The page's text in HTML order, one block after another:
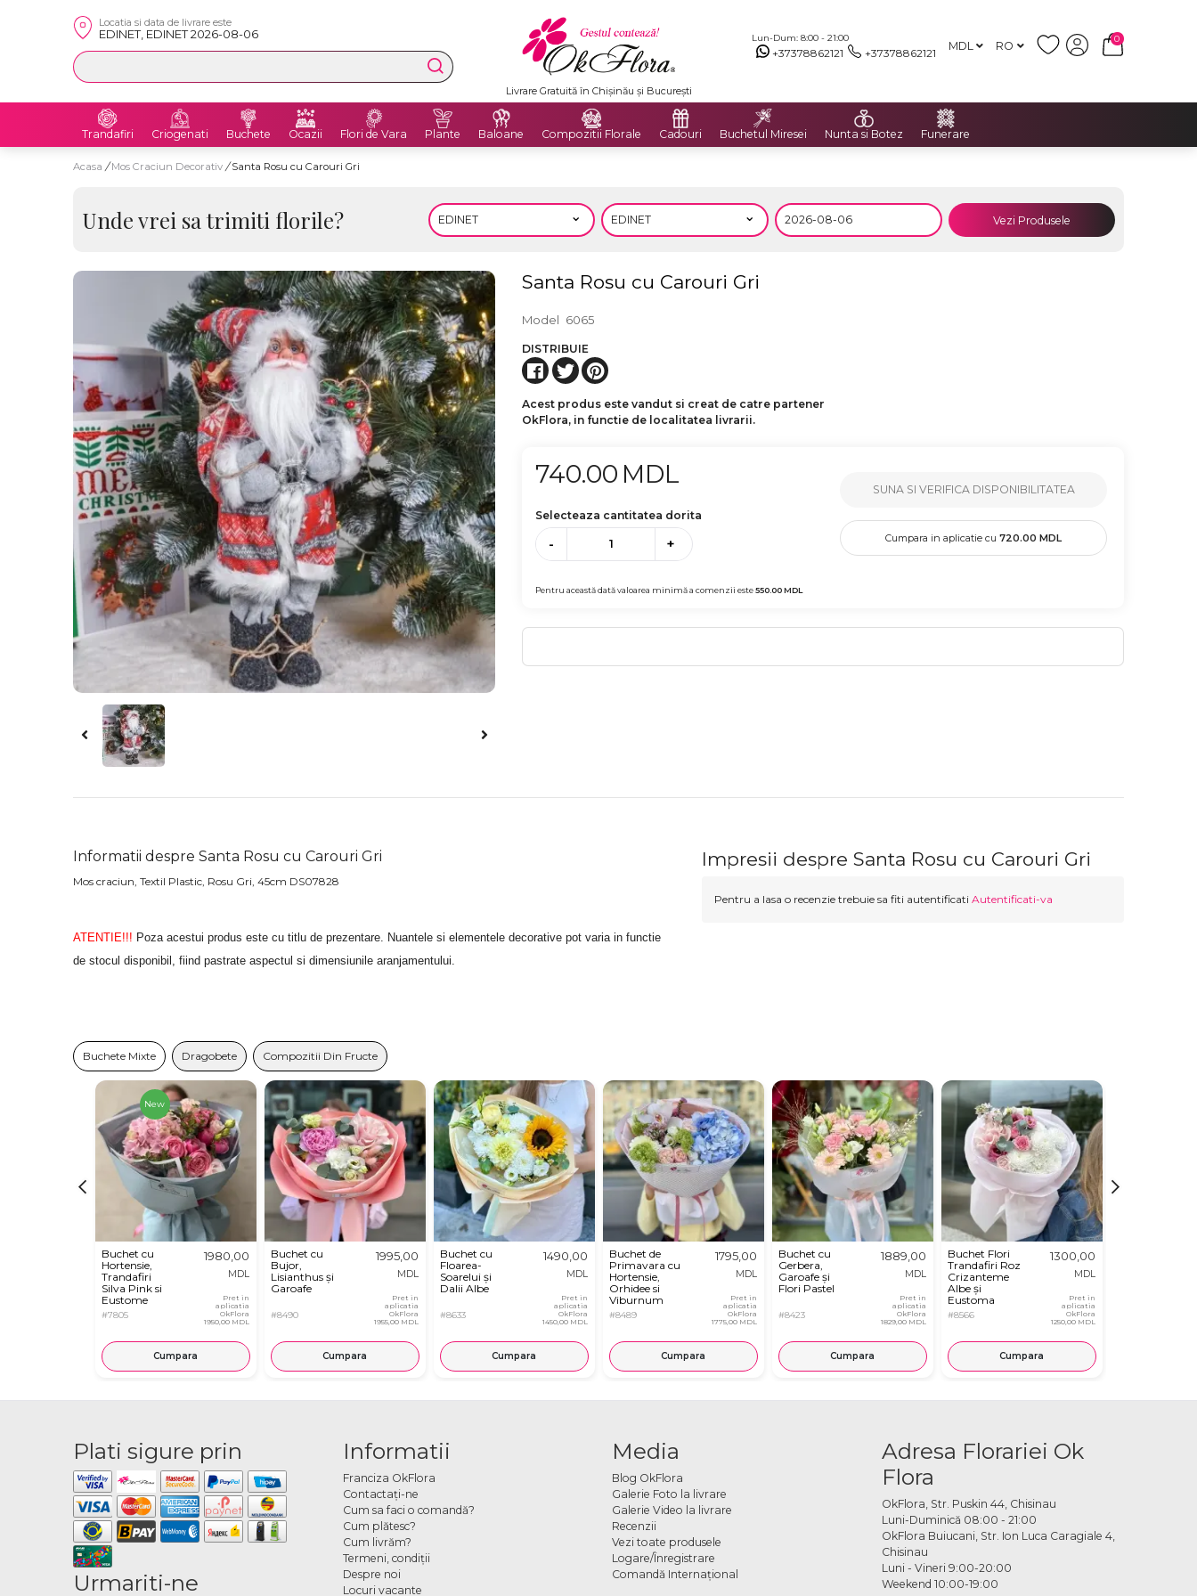
Locatia si data de livrare este
EDINET, EDINET 2026-08-06 Lun-Dum: 8:00 - 21:00
+37378862121 +37378862121 MDL RO
0
Livrare Gratuită în Chișinău și București
Trandafiri Criogenati Buchete Ocazii Flori de Vara Plante Baloane Compozitii Florale Cadouri Buchetul Miresei Nunta si Botez Funerare
Acasa / Mos Craciun Decorativ / Santa Rosu cu Carouri Gri
Unde vrei sa trimiti florile? Vezi Produsele
Santa Rosu cu Carouri Gri
Model 6065
DISTRIBUIE
Acest produs este vandut si creat de catre partener
OkFlora, in functie de localitatea livrarii.
740.00 MDL
Selecteaza cantitatea dorita
- +
Pentru această dată valoarea minimă a comenzii este550.00MDL
SUNA SI VERIFICA DISPONIBILITATEA
Cumpara in aplicatie cu720.00 MDL
Informatii despre Santa Rosu cu Carouri Gri
Mos craciun, Textil Plastic, Rosu Gri, 45cm DS07828
ATENTIE!!! Poza acestui produs este cu titlu de prezentare. Nuantele si elementele decorative pot varia in functie
de stocul disponibil, fiind pastrate aspectul si dimensiunile aranjamentului.
Impresii despre Santa Rosu cu Carouri Gri
Pentru a lasa o recenzie trebuie sa fiti autentificati Autentificati-va
Buchete Mixte Dragobete Compozitii Din Fructe
New
Buchet cu
Hortensie,
Trandafiri
Silva Pink si
Eustome
#7805
1980,00
MDL
Pret in
aplicatia
OkFlora
1950,00 MDL
Cumpara
Buchet cu
Bujor,
Lisianthus și
Garoafe
#8490
1995,00
MDL
Pret in
aplicatia
OkFlora
1955,00 MDL
Cumpara
Buchet cu
Floarea-
Soarelui și
Dalii Albe
#8633
1490,00
MDL
Pret in
aplicatia
OkFlora
1450,00 MDL
Cumpara
Buchet de
Primavara cu
Hortensie,
Orhidee si
Viburnum
#8489
1795,00
MDL
Pret in
aplicatia
OkFlora
1775,00 MDL
Cumpara
Buchet cu
Gerbera,
Garoafe și
Flori Pastel
#8423
1889,00
MDL
Pret in
aplicatia
OkFlora
1829,00 MDL
Cumpara
Buchet Flori
Trandafiri Roz
Crizanteme
Albe și
Eustoma
#8566
1300,00
MDL
Pret in
aplicatia
OkFlora
1250,00 MDL
Cumpara
Plati sigure prin
Urmariti-ne
Informatii
Franciza OkFlora
Contactaţi-ne
Cum sa faci o comandă?
Cum plătesc?
Cum livrăm?
Termeni, condiţii
Despre noi
Locuri vacante
Media
Blog OkFlora
Galerie Foto la livrare
Galerie Video la livrare
Recenzii
Vezi toate produsele
Logare/Înregistrare
Comandă Internațional
Adresa Florariei Ok
Flora
OkFlora, Str. Puskin 44, Chisinau
Luni-Duminică 08:00 - 21:00
OkFlora Buiucani, Str. Ion Luca Caragiale 4,
Chisinau
Luni - Vineri 9:00-20:00
Weekend 10:00-19:00